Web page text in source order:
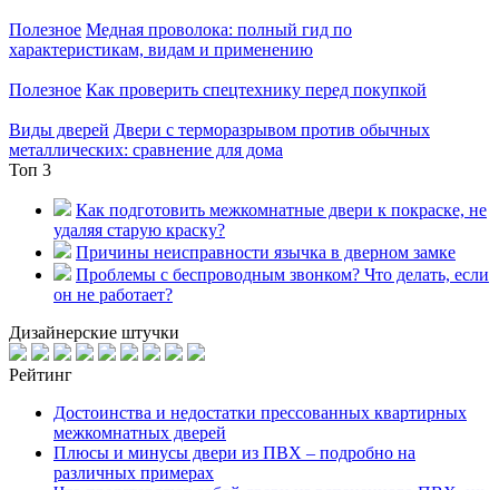
Полезное Медная проволока: полный гид по
характеристикам, видам и применению
Полезное Как проверить спецтехнику перед покупкой
Виды дверей Двери с терморазрывом против обычных
металлических: сравнение для дома
Топ 3
Как подготовить межкомнатные двери к покраске, не
удаляя старую краску?
Причины неисправности язычка в дверном замке
Проблемы с беспроводным звонком? Что делать, если
он не работает?
Дизайнерские штучки
Рейтинг
Достоинства и недостатки прессованных квартирных
межкомнатных дверей
Плюсы и минусы двери из ПВХ – подробно на
различных примерах